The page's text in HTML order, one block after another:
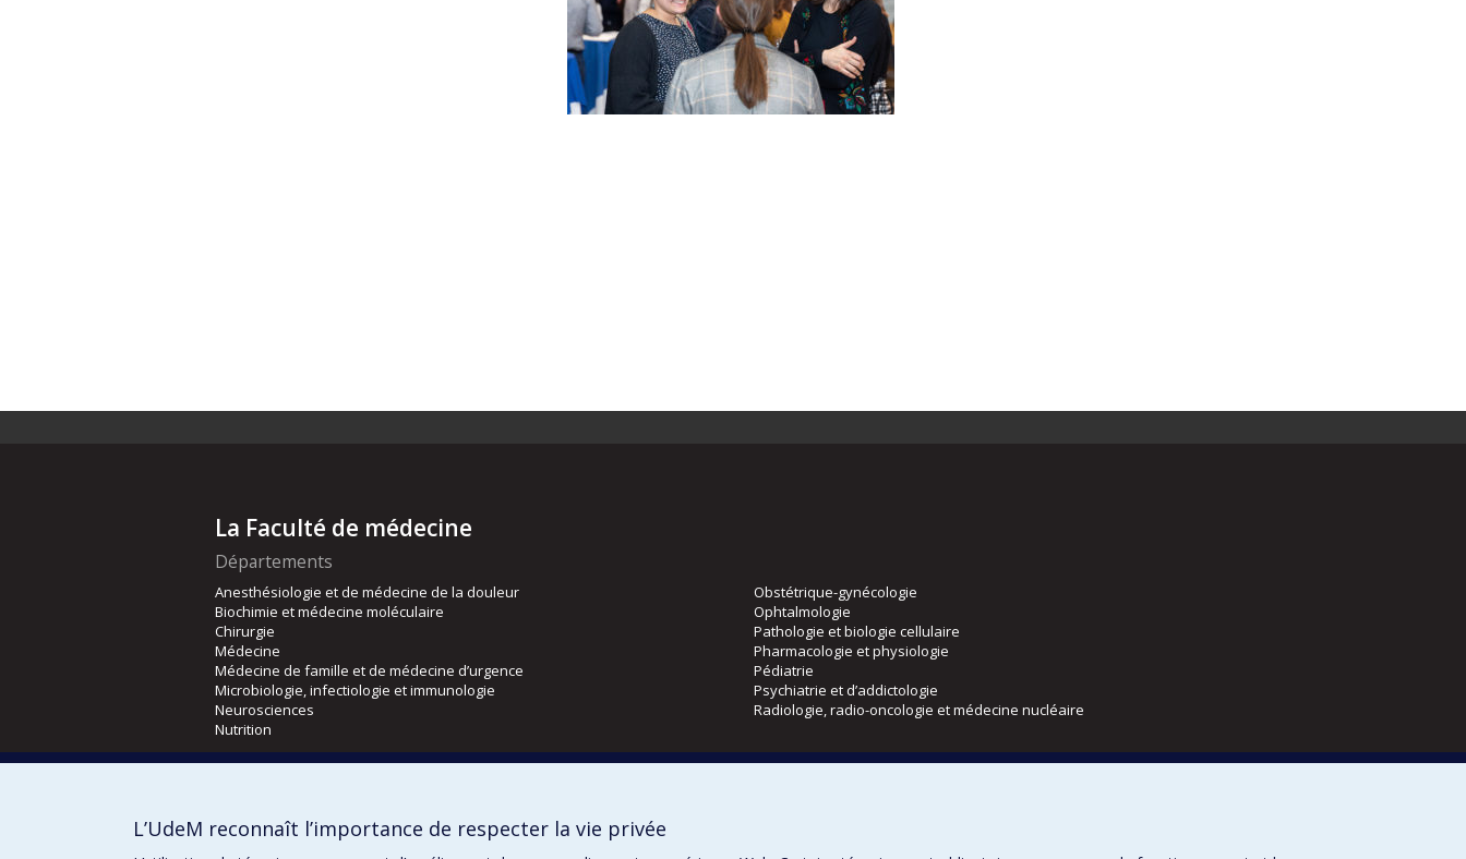
La Faculté de médecine
Départements
Anesthésiologie et de médecine de la douleur
Biochimie et médecine moléculaire
Chirurgie
Médecine
Médecine de famille et de médecine d’urgence
Microbiologie, infectiologie et immunologie
Neurosciences
Nutrition
Obstétrique-gynécologie
Ophtalmologie
Pathologie et biologie cellulaire
Pharmacologie et physiologie
Pédiatrie
Psychiatrie et d’addictologie
Radiologie, radio-oncologie et médecine nucléaire
Orthophonie et audiologie
L’UdeM reconnaît l’importance de respecter la vie privée